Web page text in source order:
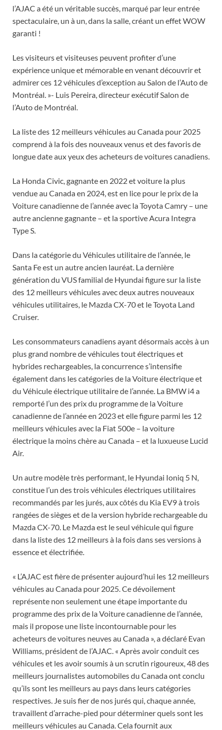
l’AJAC a été un véritable succès, marqué par leur entrée
spectaculaire, un à un, dans la salle, créant un effet WOW
garanti !
Les visiteurs et visiteuses peuvent profiter d’une
expérience unique et mémorable en venant découvrir et
admirer ces 12 véhicules d’exception au Salon de l’Auto de
Montréal. »- Luis Pereira, directeur exécutif Salon de
l’Auto de Montréal.
La liste des 12 meilleurs véhicules au Canada pour 2025
comprend à la fois des nouveaux venus et des favoris de
longue date aux yeux des acheteurs de voitures canadiens.
La Honda Civic, gagnante en 2022 et voiture la plus
vendue au Canada en 2024, est en lice pour le prix de la
Voiture canadienne de l’année avec la Toyota Camry – une
autre ancienne gagnante – et la sportive Acura Integra
Type S.
Dans la catégorie du Véhicules utilitaire de l’année, le
Santa Fe est un autre ancien lauréat. La dernière
génération du VUS familial de Hyundai figure sur la liste
des 12 meilleurs véhicules avec deux autres nouveaux
véhicules utilitaires, le Mazda CX-70 et le Toyota Land
Cruiser.
Les consommateurs canadiens ayant désormais accès à un
plus grand nombre de véhicules tout électriques et
hybrides rechargeables, la concurrence s’intensifie
également dans les catégories de la Voiture électrique et
du Véhicule électrique utilitaire de l’année. La BMW i4 a
remporté l’un des prix du programme de la Voiture
canadienne de l’année en 2023 et elle figure parmi les 12
meilleurs véhicules avec la Fiat 500e – la voiture
électrique la moins chère au Canada – et la luxueuse Lucid
Air.
Un autre modèle très performant, le Hyundai Ioniq 5 N,
constitue l’un des trois véhicules électriques utilitaires
recommandés par les jurés, aux côtés du Kia EV9 à trois
rangées de sièges et de la version hybride rechargeable du
Mazda CX-70. Le Mazda est le seul véhicule qui figure
dans la liste des 12 meilleurs à la fois dans ses versions à
essence et électrifiée.
« L’AJAC est fière de présenter aujourd’hui les 12 meilleurs
véhicules au Canada pour 2025. Ce dévoilement
représente non seulement une étape importante du
programme des prix de la Voiture canadienne de l’année,
mais il propose une liste incontournable pour les
acheteurs de voitures neuves au Canada », a déclaré Evan
Williams, président de l’AJAC. « Après avoir conduit ces
véhicules et les avoir soumis à un scrutin rigoureux, 48 des
meilleurs journalistes automobiles du Canada ont conclu
qu’ils sont les meilleurs au pays dans leurs catégories
respectives. Je suis fier de nos jurés qui, chaque année,
travaillent d’arrache-pied pour déterminer quels sont les
meilleurs véhicules au Canada. Cela fournit aux